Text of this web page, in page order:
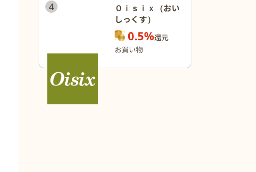
4
Ｏｉｓｉｘ（おい
しっくす）
0.5%還元
お買い物